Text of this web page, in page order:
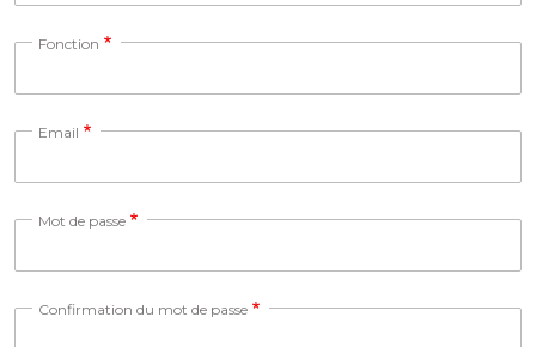
Fonction
Email
Mot de passe
Confirmation du mot de passe